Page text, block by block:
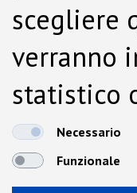
scegliere
verranno
statistico
dallaNecessario
Funzionale